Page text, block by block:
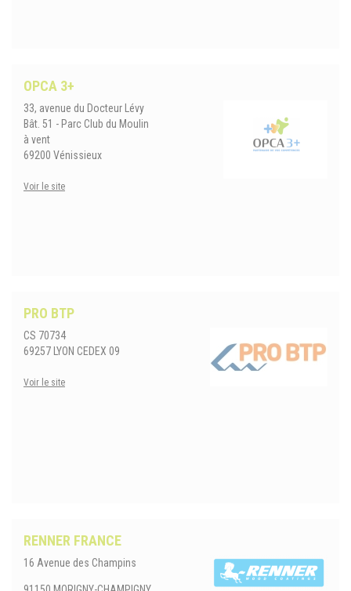
OPCA 3+
33, avenue du Docteur Lévy
Bât. 51 - Parc Club du Moulin
à vent
69200 Vénissieux
Voir le site
PRO BTP
CS 70734
69257 LYON CEDEX 09
Voir le site
RENNER FRANCE
16 Avenue des Champins